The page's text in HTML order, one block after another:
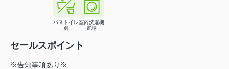
バストイレ
別
室内洗濯機
置場
セールスポイント
※告知事項あり※